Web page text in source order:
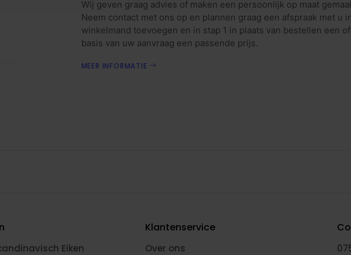
Wij geven graag advies of maken een persoonlijk op maat
Neem contact met ons op en plannen graag een afspraak met u
winkelmand toevoegen en in stap 1 in plaats van bestellen een
basis van uw aanvraag een passende prijs.
MEER INFORMATIE
Eiken
Klantenservice
Over ons